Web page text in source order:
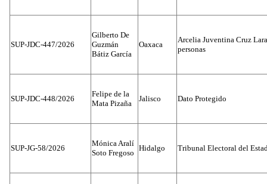
SUP-JDC-447/2026
Gilberto De
Guzmán
Bátiz García
Oaxaca
Arcelia Juventina Cruz
personas
SUP-JDC-448/2026
Felipe de la
Mata Pizaña
Jalisco Dato Protegido
SUP-JG-58/2026
Mónica Aralí
Soto Fregoso
Hidalgo Tribunal Electoral del